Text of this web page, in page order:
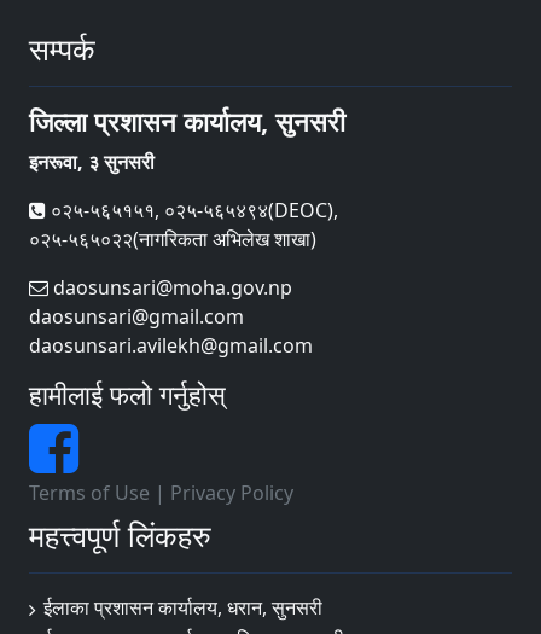
सम्पर्क
जिल्ला प्रशासन कार्यालय, सुनसरी
इनरूवा, ३ सुनसरी
०२५-५६५१५१, ०२५-५६५४९४(DEOC),
०२५-५६५०२२(नागरिकता अभिलेख शाखा)
daosunsari@moha.gov.np
daosunsari@gmail.com
daosunsari.avilekh@gmail.com
हामीलाई फलो गर्नुहोस्
Terms of Use | Privacy Policy
महत्त्वपूर्ण लिंकहरु
ईलाका प्रशासन कार्यालय, धरान, सुनसरी